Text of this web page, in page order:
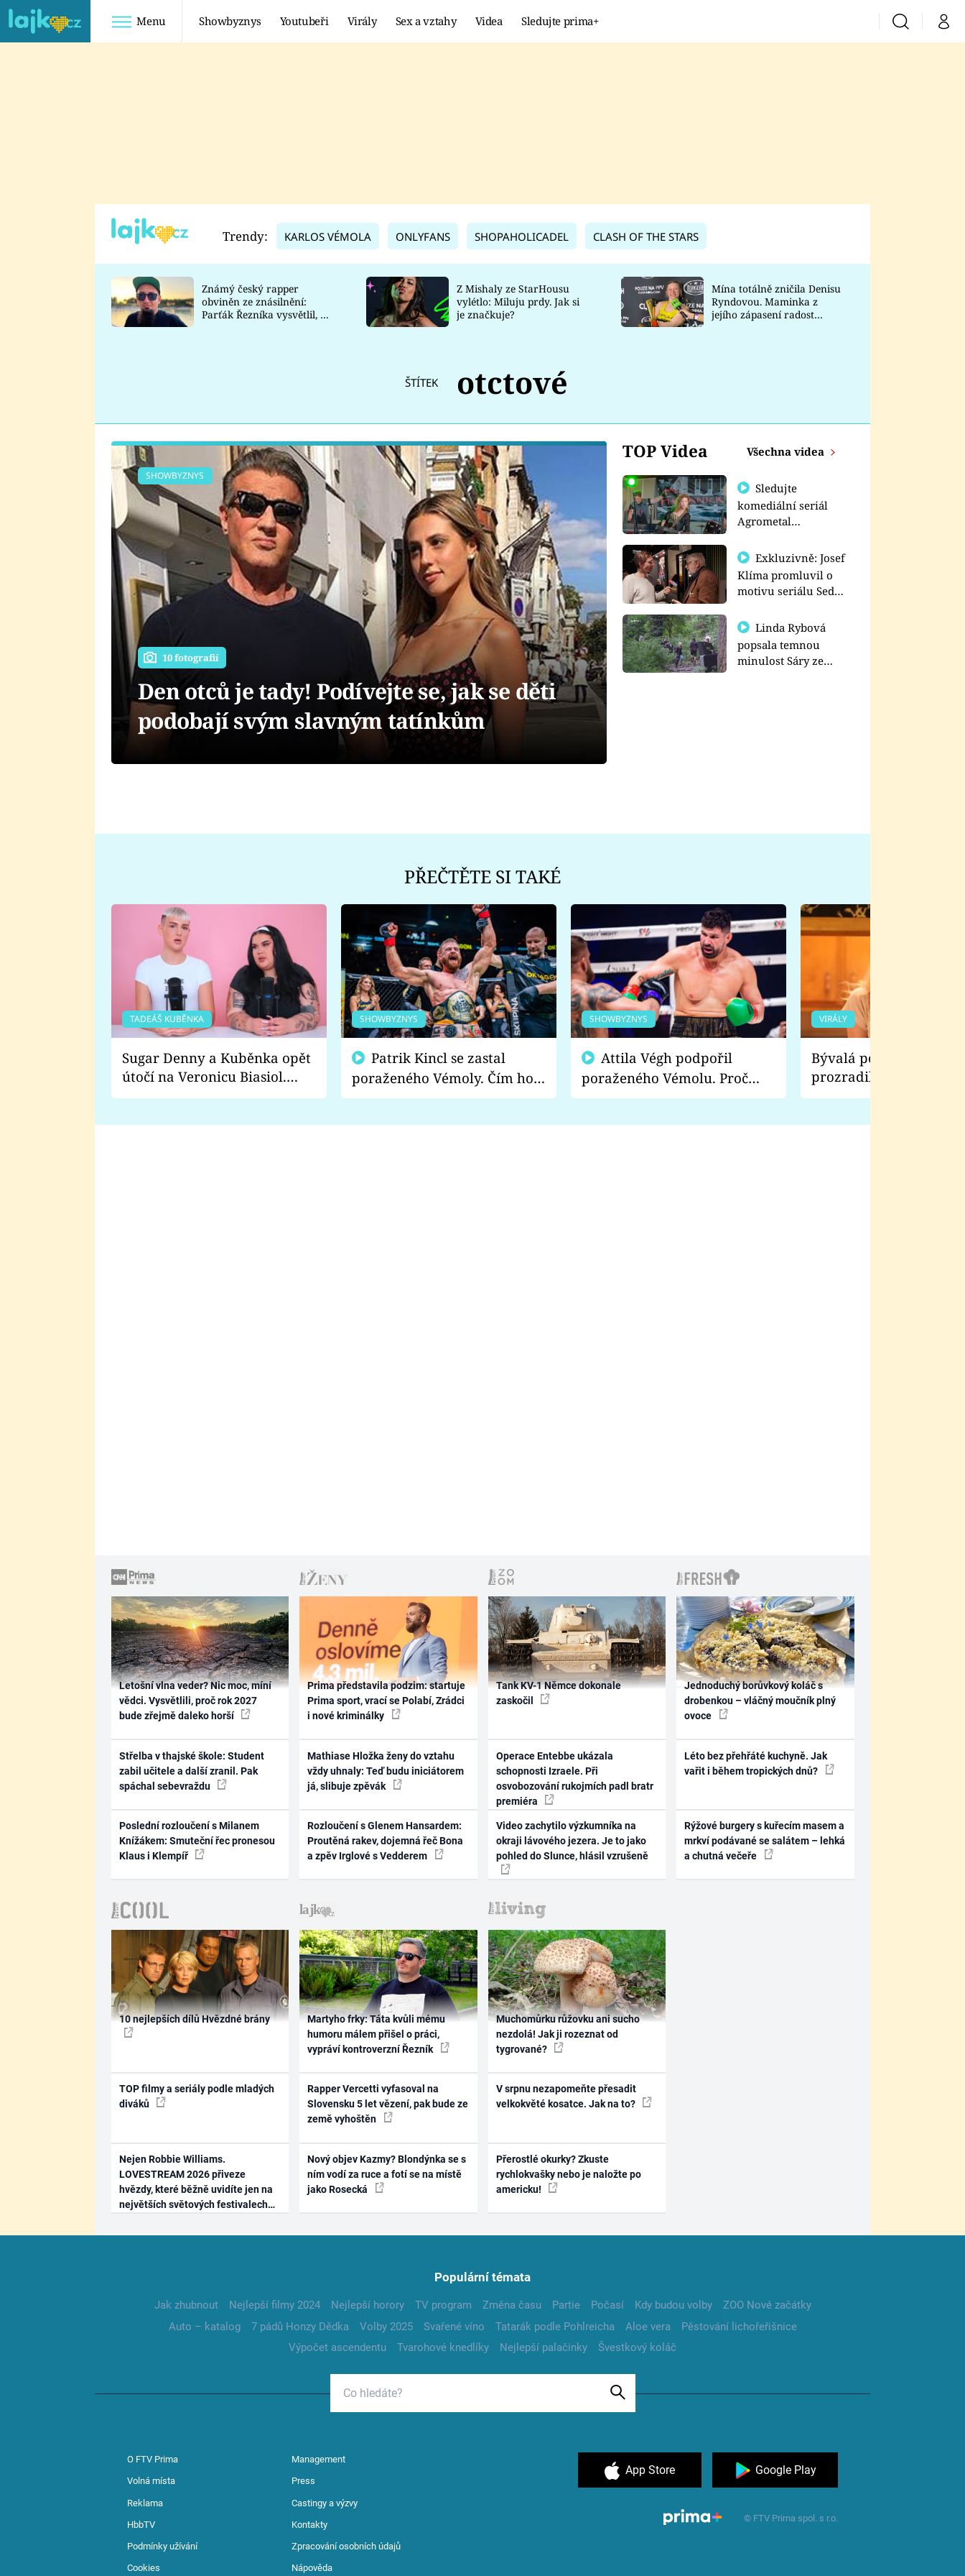
Menu Showbyznys Youtubeři Virály Sex a vztahy Videa Sledujte prima+ VyhledáváníMůj
TADEÁŠ KUBĚNKA
DATEL
Prima Lajk
Sledujte nás
Trendy: KARLOS VÉMOLA ONLYFANS SHOPAHOLICADEL CLASH OF THE STARS
Známý český rapper
obviněn ze znásilnění:
Parťák Řezníka vysvětlil, co
Z Mishaly ze StarHousu
vylétlo: Miluju prdy. Jak si
je značkuje?
Mína totálně zničila Denisu
Ryndovou. Maminka z
jejího zápasení radost
ŠTÍTEK otctové
TOP Videa Všechna videa
Sledujte
komediální seriál
Agrometal
prima+
Exkluzivně: Josef
Klíma promluvil o
motivu seriálu Sedm
Linda Rybová
popsala temnou
minulost Sáry ze
SHOWBYZNYS
10 fotografií
Den otců je tady! Podívejte se, jak se děti
podobají svým slavným tatínkům
PŘEČTĚTE SI TAKÉ
TADEÁŠ KUBĚNKA
Sugar Denny a Kuběnka opět
útočí na Veronicu Biasiol.
Proč je podle nich falešná a
SHOWBYZNYS
poraženého Vémoly. Čím ho
fanoušci naštvali?
SHOWBYZNYS
poraženého Vémolu. Proč
chce raději zápasit s ním než
VIRÁLY
Bývalá pornoherečka
prozradila, co ji
natáčení Euforie.
Letošní vlna veder? Nic moc, míní
vědci. Vysvětlili, proč rok 2027
bude zřejmě daleko horší
Střelba v thajské škole: Student
zabil učitele a další zranil. Pak
spáchal sebevraždu
Poslední rozloučení s Milanem
Knížákem: Smuteční řec pronesou
Klaus i Klempíř
Prima představila podzim: startuje
Prima sport, vrací se Polabí, Zrádci
i nové kriminálky
Mathiase Hložka ženy do vztahu
vždy uhnaly: Teď budu iniciátorem
já, slibuje zpěvák
Rozloučení s Glenem Hansardem:
Proutěná rakev, dojemná řeč Bona
a zpěv Irglové s Vedderem
Tank KV-1 Němce dokonale
zaskočil
Operace Entebbe ukázala
schopnosti Izraele. Při
osvobozování rukojmích padl bratr
premiéra
Video zachytilo výzkumníka na
okraji lávového jezera. Je to jako
pohled do Slunce, hlásil vzrušeně
Jednoduchý borůvkový koláč s
drobenkou – vláčný moučník plný
ovoce
Léto bez přehřáté kuchyně. Jak
vařit i během tropických dnů?
Rýžové burgery s kuřecím masem a
mrkví podávané se salátem – lehká
a chutná večeře
10 nejlepších dílů Hvězdné brány
TOP filmy a seriály podle mladých
diváků
Nejen Robbie Williams.
LOVESTREAM 2026 přiveze
hvězdy, které běžně uvidíte jen na
největších světových festivalech
Martyho frky: Táta kvůli mému
humoru málem přišel o práci,
vypráví kontroverzní Řezník
Rapper Vercetti vyfasoval na
Slovensku 5 let vězení, pak bude ze
země vyhoštěn
Nový objev Kazmy? Blondýnka se s
ním vodí za ruce a fotí se na místě
jako Rosecká
Muchomůrku růžovku ani sucho
nezdolá! Jak ji rozeznat od
tygrované?
V srpnu nezapomeňte přesadit
velkokvěté kosatce. Jak na to?
Přerostlé okurky? Zkuste
rychlokvašky nebo je naložte po
americku!
Populární témata
Jak zhubnout Nejlepší filmy 2024 Nejlepší horory TV program Změna času Partie Počasí Kdy budou volby
ZOO Nové začátky
Auto – katalog
7 pádů Honzy Dědka Volby 2025 Svařené víno Tatarák podle Pohlreicha Aloe vera
Pěstování lichořeřišnice
Výpočet ascendentu
Tvarohové knedlíky Nejlepší palačinky Švestkový koláč
O FTV Prima Management
Volná místa Press
Reklama Castingy a výzvy
HbbTV Kontakty
Podmínky užívání Zpracování osobních údajů
Cookies Nápověda
App Store Google Play
© FTV Prima spol. s r.o.